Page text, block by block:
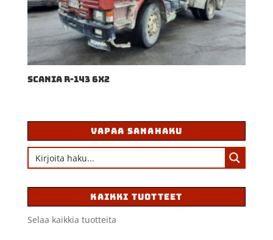
SCANIA R-143 6X2
VAPAA SANAHAKU
KAIKKI TUOTTEET
Selaa kaikkia tuotteita